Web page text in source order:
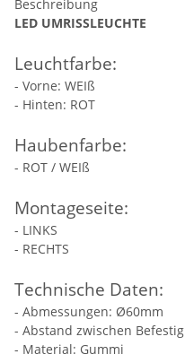
Beschreibung
LED UMRISSLEUCHTE
Leuchtfarbe:
- Vorne: WEIß
- Hinten: ROT
Haubenfarbe:
- ROT / WEIß
Montageseite:
- LINKS
- RECHTS
Technische Daten:
- Abmessungen: Ø60mm
- Abstand zwischen
- Material: Gummi